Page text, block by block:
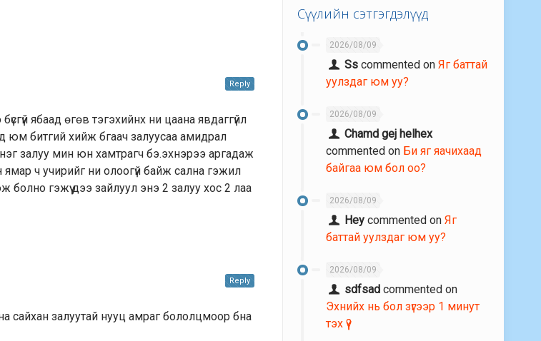
ябаад өгөв тэгэхийнх ни цаана явдаггүйл
юм битгий хийж бгаач залуусаа амидрал
залуу мин юн хамтрагч бэ.эхнэрээ аргадаж
ямар ч учирийг ни олоогүй байж сална гэжил
болно гэжүү дээ зайлуул энэ 2 залуу хос 2 лаа
Reply
сайхан залуутай нууц амраг бололцмоор бна
Reply
Сүүлийн сэтгэгдэлүүд
2026/08/09
Ss commented onЯг баттай
уулздаг юм уу?
2026/08/09
Chamd gej helhex
commented on Би яг яачихаад
байгаа юм бол оо?
2026/08/09
Hey commented onЯг
баттай уулздаг юм уу?
2026/08/09
sdfsad commented on
Эхнийх нь бол зүгээр 1 минут
тэх үү?